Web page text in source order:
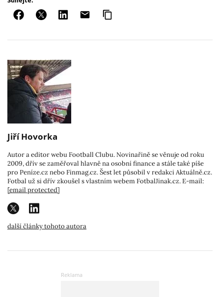
Jiří Hovorka
Autor a editor webu Football Clubu. Novinařině se věnuje od roku
2009, dřív se zaměřoval hlavně na osobní finance a stále také píše
pro Peníze.cz nebo Finmag.cz. Šest let působil v redakci Aktuálně.cz.
Fotbal už si dřív zkoušel s vlastním webem FotbalJinak.cz. E-mail:
[email protected]
další články tohoto autora